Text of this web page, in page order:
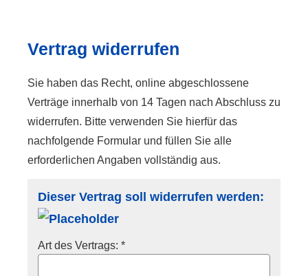
Vertrag widerrufen
Sie haben das Recht, online abgeschlossene
Verträge innerhalb von 14 Tagen nach Abschluss zu
widerrufen. Bitte verwenden Sie hierfür das
nachfolgende Formular und füllen Sie alle
erforderlichen Angaben vollständig aus.
Dieser Vertrag soll widerrufen werden:
Art des Vertrags: *